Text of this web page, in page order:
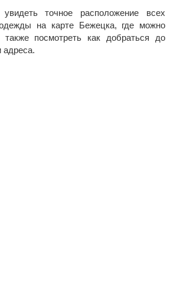
точное расположение всех
на карте Бежецка, где можно
посмотреть как добраться до
адреса.